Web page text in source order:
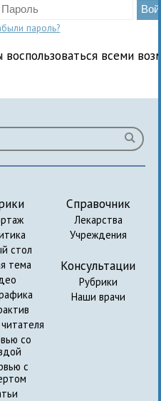
пароль?
воспользоваться всеми
стол
тема
со
с
Справочник
Лекарства
Учреждения
Консультации
Рубрики
Наши врачи